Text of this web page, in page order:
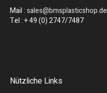
Mail :sales@bmsplasticshop.de
Tel : + 49 (0) 2747/7487
Nützliche Links